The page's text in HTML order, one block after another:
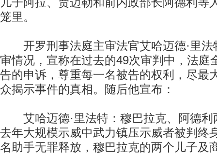
笼里。
开罗刑事法庭主审法官艾哈迈德·里法
审情况，宣称在过去的49次审判中，法庭
告的申诉，尊重每一名被告的权利，尽最
众揭示事件的真相。随后他宣布：
艾哈迈德·里法特：穆巴拉克、阿德利
去年大规模示威中武力镇压示威者被判终
名助手无罪释放，穆巴拉克的两个儿子及